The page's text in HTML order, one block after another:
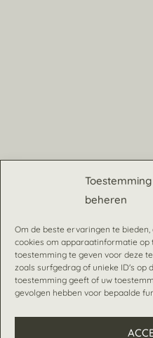
beheren
Om de beste ervaringen te
cookies om apparaatinformatie
toestemming te geven voor deze
zoals surfgedrag of unieke ID's op
toestemming geeft of uw
gevolgen hebben voor bepaalde